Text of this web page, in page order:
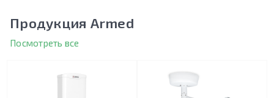
Продукция Armed
Посмотреть все